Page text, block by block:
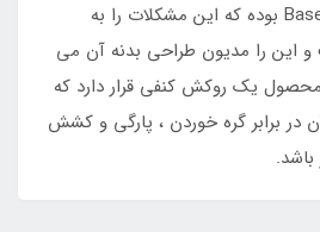
محصولی از کمپانی Baseus بوده که این مشکلات را به
و این را مدیون طراحی بدنه آن می
محصول یک روکش کنفی قرار دارد که
در برابر گره خوردن ، پارگی و کشش
باشد.